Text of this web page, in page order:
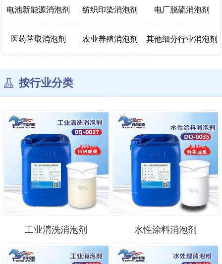
电池新能源消泡剂 纺织印染消泡剂 电厂脱硫消泡剂
医药萃取消泡剂 农业养殖消泡剂 其他细分行业消泡剂
按行业分类
工业清洗消泡剂 水性涂料消泡剂